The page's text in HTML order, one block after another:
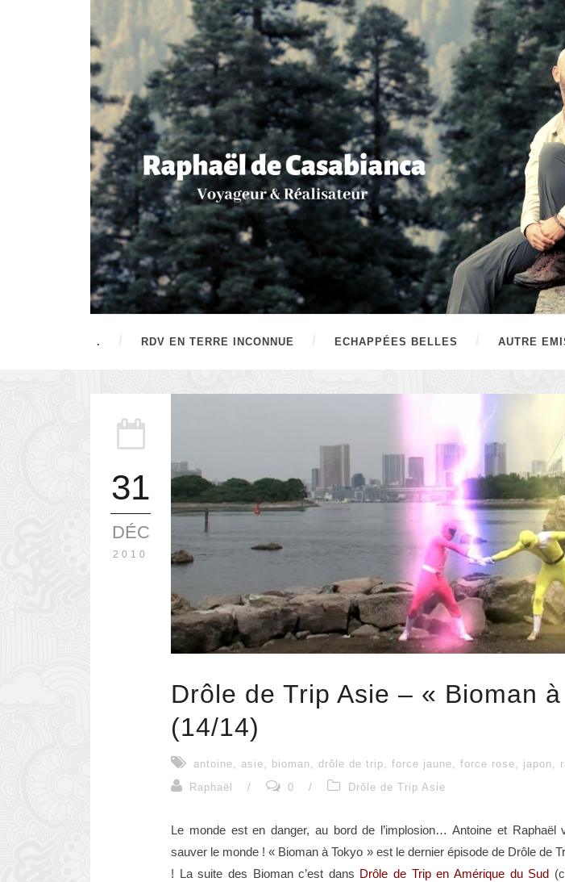
. RDV EN TERRE INCONNUE ECHAPPÉES BELLES AUTRE
31
DÉC
2010
Drôle de Trip Asie – « Bioman
(14/14)
antoine, asie, bioman, drôle de trip, force jaune, force rose, japon,
Raphaël
/ 0 / Drôle de Trip Asie
Le monde est en danger, au bord de l’implosion… Antoine et Raphaël
sauver le monde ! « Bioman à Tokyo » est le dernier épisode de Drôle de
! La suite des Bioman c’est dans Drôle de Trip en Amérique du Sud